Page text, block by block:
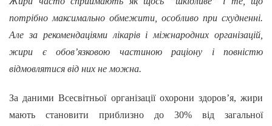
потрібно максимально обмежити, особливо при схудненні.
Але за рекомендаціями лікарів і міжнародних організацій,
жири є обов’язковою частиною раціону і повністю
відмовлятися від них не можна.
За даними Всесвітньої організації охорони здоров’я, жири
мають становити приблизно до 30% від загальної